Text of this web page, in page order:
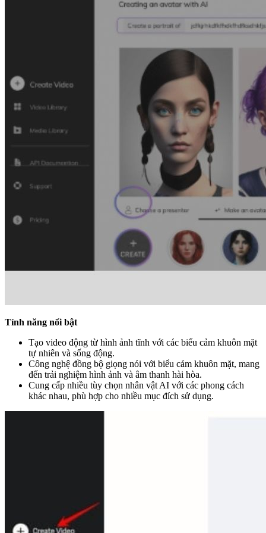
Tính năng nổi bật
Tạo video động từ hình ảnh tĩnh với các biểu cảm khuôn mặt
tự nhiên và sống động.
Công nghệ đồng bộ giọng nói với biểu cảm khuôn mặt, mang
đến trải nghiệm hình ảnh và âm thanh hài hòa.
Cung cấp nhiều tùy chọn nhân vật AI với các phong cách
khác nhau, phù hợp cho nhiều mục đích sử dụng.